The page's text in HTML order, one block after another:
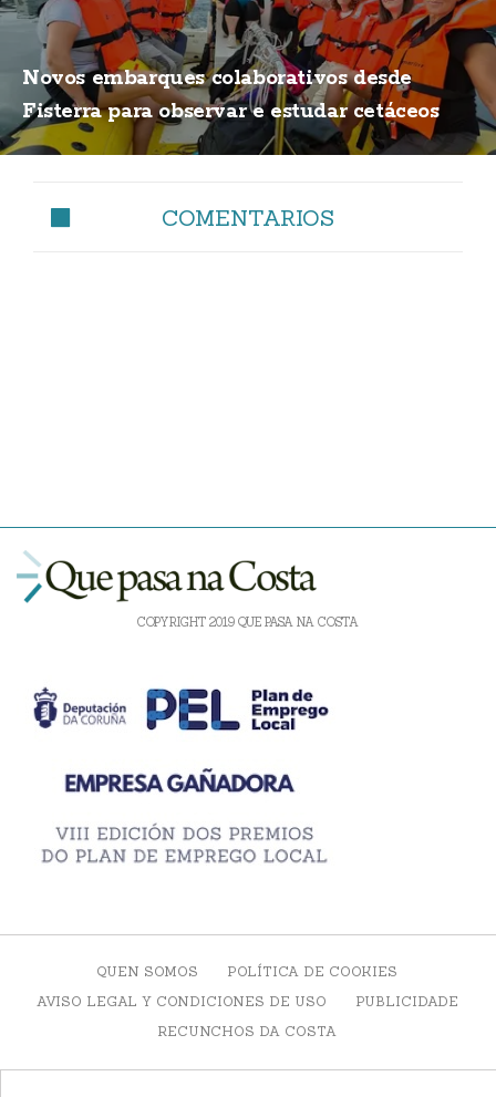
Novos embarques colaborativos desde
Fisterra para observar e estudar cetáceos
COMENTARIOS
COPYRIGHT 2019 QUE PASA NA COSTA
QUEN SOMOS
POLÍTICA DE COOKIES
AVISO LEGAL Y CONDICIONES DE USO
PUBLICIDADE
RECUNCHOS DA COSTA